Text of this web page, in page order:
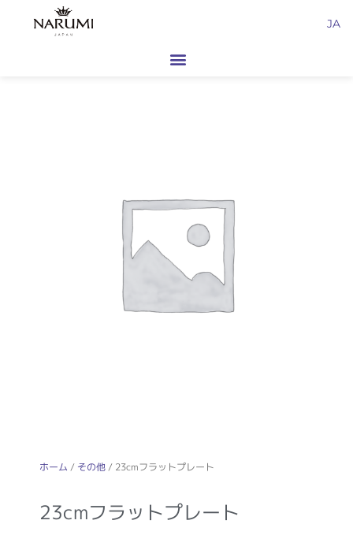
JA
ホーム / その他/ 23cmフラットプレート
23cmフラットプレート